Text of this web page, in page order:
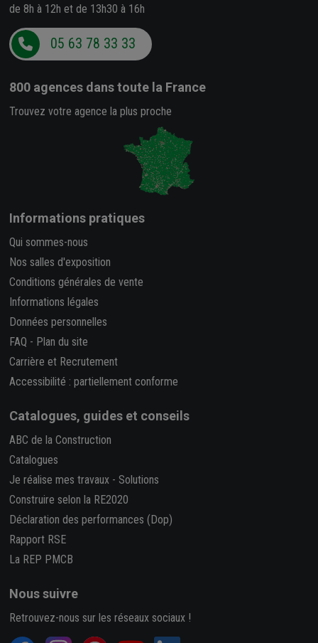
de 8h à 12h et de 13h30 à 16h
05 63 78 33 33
800 agences dans toute la France
Trouvez votre agence la plus proche
Informations pratiques
Qui sommes-nous
Nos salles d'exposition
Conditions générales de vente
Informations légales
Données personnelles
FAQ - Plan du site
Carrière et Recrutement
Accessibilité : partiellement conforme
Catalogues, guides et conseils
ABC de la Construction
Catalogues
Je réalise mes travaux - Solutions
Construire selon la RE2020
Déclaration des performances (Dop)
Rapport RSE
La REP PMCB
Nous suivre
Retrouvez-nous sur les réseaux sociaux !